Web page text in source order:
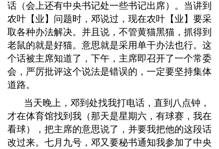
话（会上还有中央书记处一些书记出席）。当讲到
农叶【业】问题时，邓说过，现在农叶【业】要采
取各种办法解决。并且说，不管黄猫黑猫，抓得到
老鼠的就是好猫。意思就是采用单干办法也行。这
个话被主席知道了，下午，主席即召开了一个常委
会，严厉批评这个说法是错误的，一定要坚持集体
道路。
当天晚上，邓到处找我打电话，直到八点钟，
才在体育馆找到我（那天是星期六，有球赛，我在
看球），把主席的意思说了，并要我把他的这段话
改过来。七月九号，邓又要秘书通知我参加了中央